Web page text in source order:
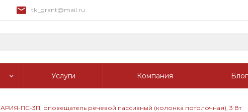
tk_grant@mail.ru
Услуги Компания Блог
АРИЯ-ПС-3П, оповещатель речевой пассивный (колонка потолочная), 3 Вт